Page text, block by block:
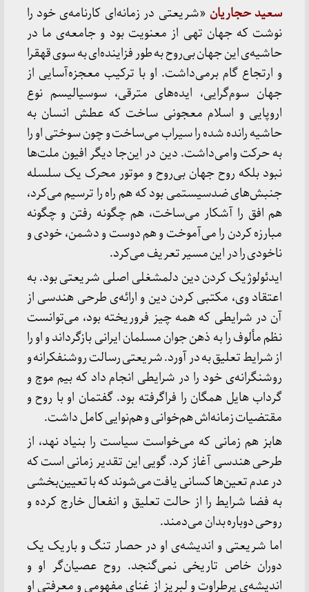
سعید حجاریان «شریعتی در زمانه‌ای کارنامه‌ی خود را
نوشت که جهان تهی از معنویت بود و جامعه‌ی ما در
حاشیه‌ی این جهان بی‌روح به طور فزاینده‌ای به سوی قهقرا
و ارتجاع گام برمی‌داشت. او با ترکیب معجزه‌آسایی از
جهان سوم‌گرایی، ایده‌های مترقی، سوسیالیسم نوع
اروپایی و اسلام معجونی ساخت که عطش انسان به
حاشیه رانده شده را سیراب می‌ساخت و چون سوختی او را
به حرکت وامی‌داشت. دین در این‌جا دیگر افیون ملت‌ها
نبود بلکه روح جهان بی‌روح و موتور محرک یک سلسله
جنبش‌های ضدسیستمی بود که هم راه را ترسیم می‌کرد،
هم افق را آشکار می‌ساخت، هم چگونه رفتن و چگونه
مبارزه کردن را می‌آموخت و هم دوست و دشمن، خودی و
ناخودی را در این مسیر تعریف می‌کرد.
ایدئولوژیک کردن دین دلمشغلی اصلی شریعتی بود. به
اعتقاد وی، مکتبی کردن دین و ارائه‌ی طرحی هندسی از
آن در شرایطی که همه چیز فروریخته بود، می‌توانست
نظم مألوف را به ذهن جوان مسلمان ایرانی بازگرداند و او را
از شرایط تعلیق به در آورد. شریعتی رسالت روشنفکرانه و
روشنگرانه‌ی خود را در شرایطی انجام داد که بیم موج و
گرداب هایل همگان را فراگرفته بود. گفتمان او با روح و
مقتضیات زمانه‌اش هم‌خوانی و هم‌نوایی کامل داشت.
هابز هم زمانی که می‌خواست سیاست را بنیاد نهد، از
طرحی هندسی آغاز کرد. گویی این تقدیر زمانی است که
در عدم تعین‌ها کسانی یافت می‌شوند که با تعیین‌بخشی
به فضا شرایط را از حالت تعلیق و انفعال خارج کرده و
روحی دوباره بدان می‌دمند.
اما شریعتی و اندیشه‌ی او در حصار تنگ و باریک یک
دوران خاص تاریخی نمی‌گنجد. روح عصیان‌گر او و
اندیشه‌ی پرطراوت و لبریز از غنای مفهومی و معرفتی او